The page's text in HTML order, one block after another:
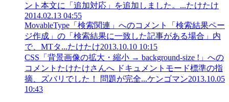
ント 本文に「追加対応」を追加しました。...たけたけ
2014.02.13 04:55
MovableType「検索関連」へのコメント
「検索結果ペー
ジ作成」の「検索結果に一致した記事がある場合」内
で、MTタ...たけたけ2013.10.10 10:15
CSS「背景画像の拡大・縮小 → background-size !」への
コメント たけたけさんへ ドキュメントモード標準の指
摘、ズバリでした！ 問題が完全...ケンゴマン2013.10.05
10:43